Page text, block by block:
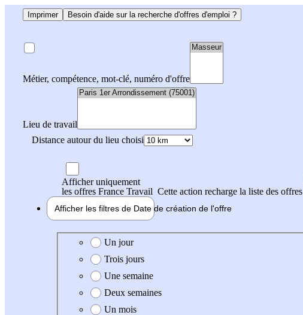
Imprimer Besoin d'aide sur la recherche d'offres d'emploi ?
Métier, compétence, mot-clé, numéro d'offre
Lieu de travail
Distance autour du lieu choisi
Afficher uniquement
les offres France Travail Cette action recharge la liste des offres
Afficher les filtres de Date de création de l'offre
Date de création de l'offre
Un jour
Trois jours
Une semaine
Deux semaines
Un mois